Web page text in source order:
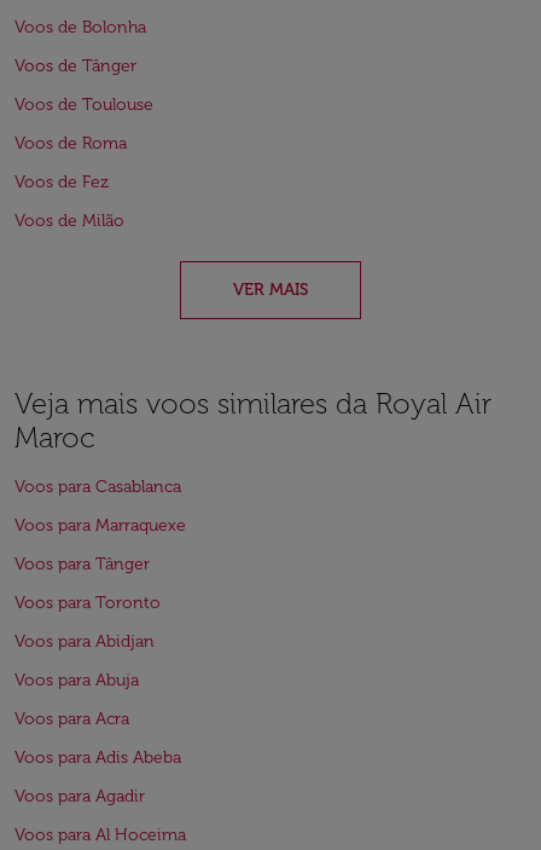
Voos de Bolonha
Voos de Tânger
Voos de Toulouse
Voos de Roma
Voos de Fez
Voos de Milão
VER MAIS
Veja mais voos similares da Royal Air
Maroc
Voos para Casablanca
Voos para Marraquexe
Voos para Tânger
Voos para Toronto
Voos para Abidjan
Voos para Abuja
Voos para Acra
Voos para Adis Abeba
Voos para Agadir
Voos para Al Hoceima